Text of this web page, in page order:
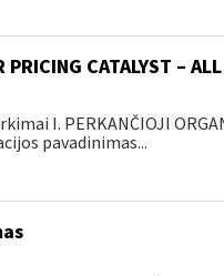
CATALYST – ALL
I. PERKANČIOJI
pavadinimas...